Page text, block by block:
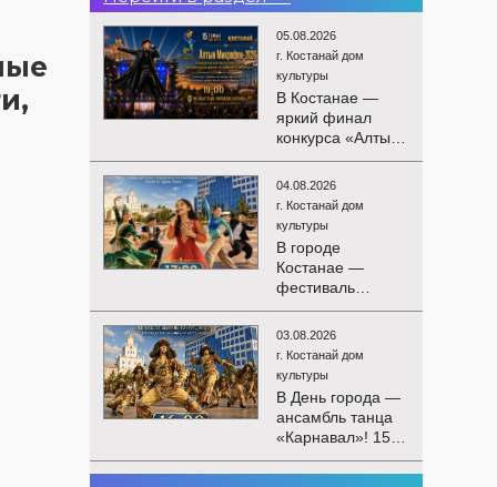
05.08.2026
г. Костанай дом
культуры
В Костанае —
яркий финал
конкурса «Алтын
Микрофон-2026»!
15 августа
состоятся
церемония
награждения
победителей и
гала-концерт
Международного
конкурса
вокалистов! Вас
ждут яркие
выступления
лучших
исполнителей,
незабываемые
эмоции и особая
праздничная
04.08.2026
г. Костанай дом
культуры
В городе
Костанае —
фестиваль
детского
творчества
«Алтын дән»! 15
августа на
площади
областного
акимата
состоится
фестиваль
03.08.2026
г. Костанай дом
культуры
В День города —
ансамбль танца
«Карнавал»! 15
августа на
площади